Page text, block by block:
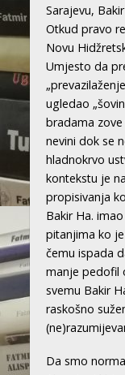
Sarajevu,
Otkud pravo
Novu
Umjesto da
ugledao
bradama zove
nevini dok se
hladnokrvo
kontekstu je
propisivanja
Bakir Ha.
pitanjima ko
čemu ispada
manje pedofil
svemu Bakir
raskošno
Da smo